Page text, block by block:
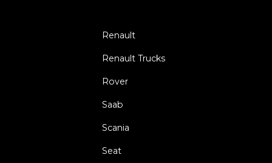
Renault
Renault Trucks
Rover
Saab
Scania
Seat